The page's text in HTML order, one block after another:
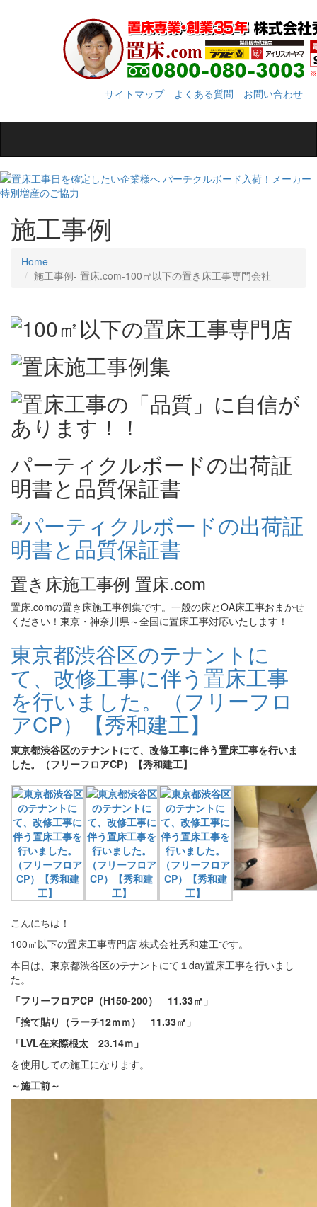
サイトマップ よくある質問
お問い合わせ
navigation
施工事例
Home
施工事例‐ 置床.com-100㎡以下の置き床工事専門会社
パーティクルボードの出荷証
明書と品質保証書
置き床施工事例 置床.com
置床.comの置き床施工事例集です。一般の床とOA床工事おまかせ
ください！東京・神奈川県～全国に置床工事対応いたします！
東京都渋谷区のテナントに
て、改修工事に伴う置床工事
を行いました。（フリーフロ
アCP）【秀和建工】
東京都渋谷区のテナントにて、改修工事に伴う置床工事を行いま
した。（フリーフロアCP）【秀和建工】
こんにちは！
100㎡以下の置床工事専門店 株式会社秀和建工です。
本日は、東京都渋谷区のテナントにて１day置床工事を行いまし
た。
「フリーフロアCP（H150-200） 11.33㎡」
「捨て貼り（ラーチ12ｍｍ） 11.33㎡」
「LVL在来際根太 23.14ｍ」
を使用しての施工になります。
～施工前～